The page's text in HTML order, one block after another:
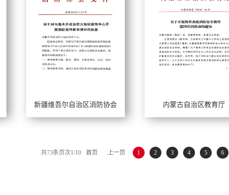
新疆维吾尔自治区消防协会
工作年限：
内蒙古自治区教育厅
工作年限：
共73条页次1/10 首页 上一页 1 2 3 4 5 6